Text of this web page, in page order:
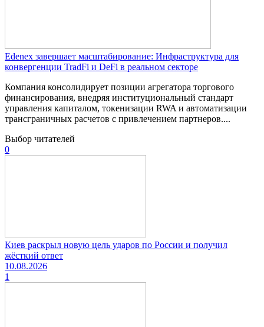
Edenex завершает масштабирование: Инфраструктура для
конвергенции TradFi и DeFi в реальном секторе
Компания консолидирует позиции агрегатора торгового
финансирования, внедряя институциональный стандарт
управления капиталом, токенизации RWA и автоматизации
трансграничных расчетов с привлечением партнеров....
Выбор читателей
0
Киев раскрыл новую цель ударов по России и получил
жёсткий ответ
10.08.2026
1